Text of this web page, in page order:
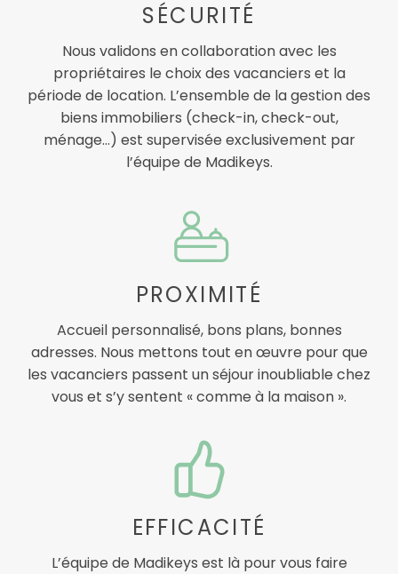
SÉCURITÉ
Nous validons en collaboration avec les
propriétaires le choix des vacanciers et la
période de location. L’ensemble de la gestion des
biens immobiliers (check-in, check-out,
ménage…) est supervisée exclusivement par
l’équipe de Madikeys.
PROXIMITÉ
Accueil personnalisé, bons plans, bonnes
adresses. Nous mettons tout en œuvre pour que
les vacanciers passent un séjour inoubliable chez
vous et s’y sentent « comme à la maison ».
EFFICACITÉ
L’équipe de Madikeys est là pour vous faire